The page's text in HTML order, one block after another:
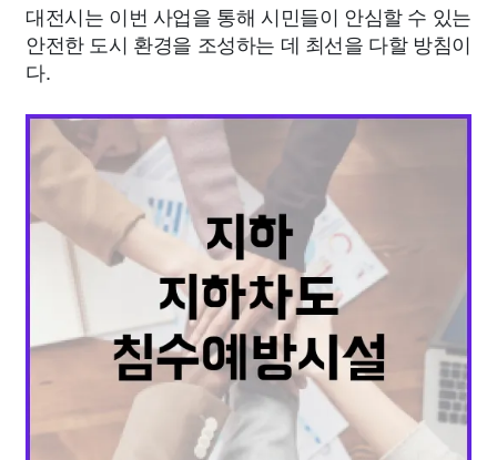
대전시는 이번 사업을 통해 시민들이 안심할 수 있는
안전한 도시 환경을 조성하는 데 최선을 다할 방침이
다.